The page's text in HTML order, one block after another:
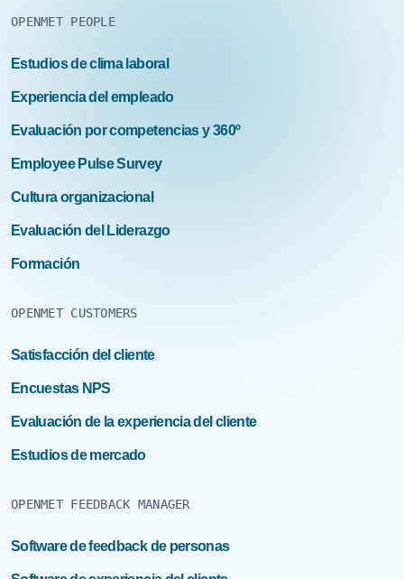
OPENMET PEOPLE
Estudios de clima laboral
Experiencia del empleado
Evaluación por competencias y 360º
Employee Pulse Survey
Cultura organizacional
Evaluación del Liderazgo
Formación
OPENMET CUSTOMERS
Satisfacción del cliente
Encuestas NPS
Evaluación de la experiencia del cliente
Estudios de mercado
OPENMET FEEDBACK MANAGER
Software de feedback de personas